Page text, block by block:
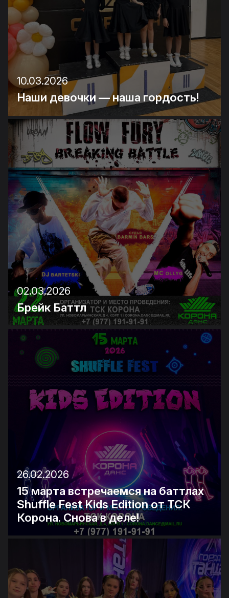
10.03.2026
Наши девочки — наша гордость!
02.03.2026
Брейк Баттл
26.02.2026
15 марта встречаемся на баттлах
Shuffle Fest Kids Edition от ТСК
Корона. Снова в деле!